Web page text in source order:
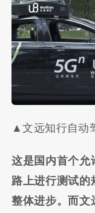
▲文远知行自动
这是国内首个允
路上进行测试的
整体进步。而文